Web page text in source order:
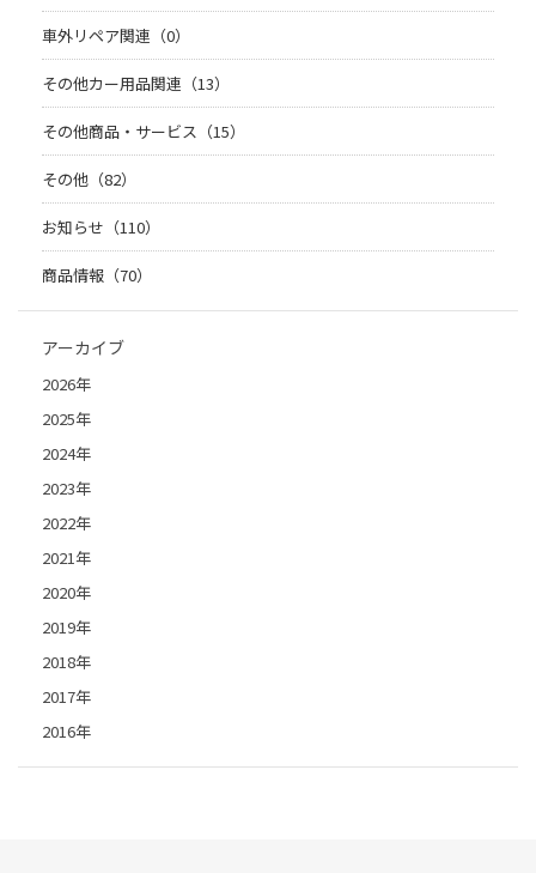
車外リペア関連（0）
その他カー用品関連（13）
その他商品・サービス（15）
その他（82）
お知らせ（110）
商品情報（70）
アーカイブ
2026年
2025年
2024年
2023年
2022年
2021年
2020年
2019年
2018年
2017年
2016年